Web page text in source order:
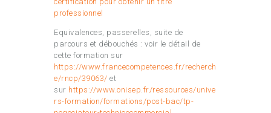
professionnel
Equivalences, passerelles, suite de
parcours et débouchés : voir le détail de
cette formation sur
https://www.francecompetences.fr/recherch
e/rncp/39063/ et
sur https://www.onisep.fr/ressources/unive
rs-formation/formations/post-bac/tp-